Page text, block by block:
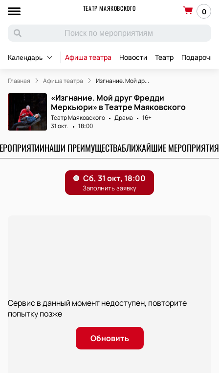
ТЕАТР МАЯКОВСКОГО 0
Календарь Афиша театра Новости Театр
Главная Афиша театра Изгнание. Мой др...
«Изгнание. Мой друг Фредди
Меркьюри» в Театре Маяковского
Театр Маяковского Драма
16+
31 окт.
18:00
НАШИ ПРЕИМУЩЕСТВАБЛИЖАЙШИЕ МЕРОПРИЯТИЯ
Сервис в данный момент недоступен, повторите
попытку позже
Обновить